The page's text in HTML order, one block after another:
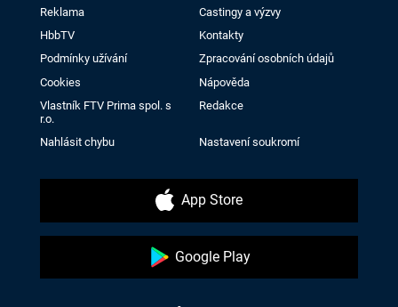
Reklama
Castingy a výzvy
HbbTV
Kontakty
Podmínky užívání
Zpracování osobních údajů
Cookies
Nápověda
Vlastník FTV Prima spol. s
r.o.
Redakce
Nahlásit chybu Nastavení soukromí
App Store
Google Play